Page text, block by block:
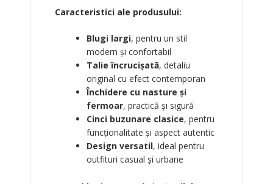
Caracteristici ale produsului:
Blugi largi, pentru un stil
modern și confortabil
Talie încrucișată, detaliu
original cu efect contemporan
Închidere cu nasture și
fermoar, practică și sigură
Cinci buzunare clasice, pentru
funcționalitate și aspect autentic
Design versatil, ideal pentru
outfituri casual și urbane